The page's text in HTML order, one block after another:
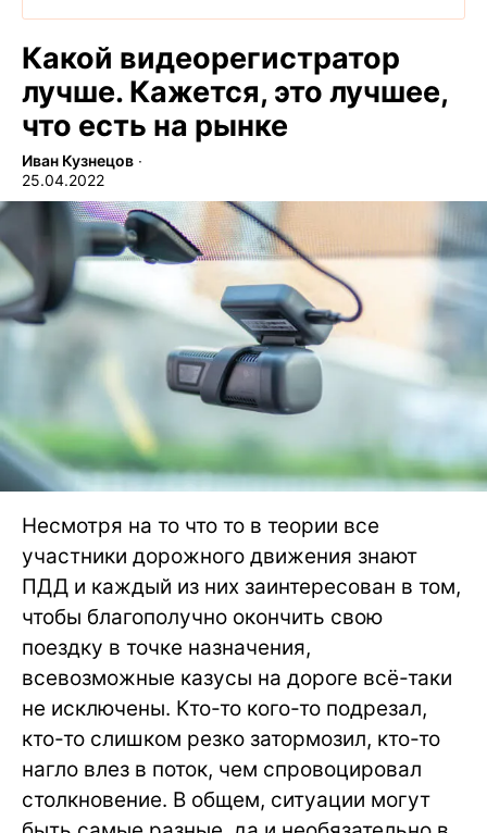
Какой видеорегистратор
лучше. Кажется, это лучшее,
что есть на рынке
Иван Кузнецов ∙
25.04.2022
Несмотря на то что то в теории все
участники дорожного движения знают
ПДД и каждый из них заинтересован в том,
чтобы благополучно окончить свою
поездку в точке назначения,
всевозможные казусы на дороге всё-таки
не исключены. Кто-то кого-то подрезал,
кто-то слишком резко затормозил, кто-то
нагло влез в поток, чем спровоцировал
столкновение. В общем, ситуации могут